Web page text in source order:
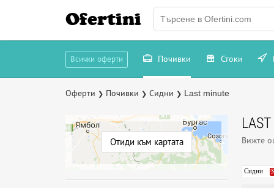
Ofertini
Всички оферти Почивки Стоки
Оферти ❯ Почивки ❯ Сидни ❯ Last minute
Отиди към картата Вижте
Сидни